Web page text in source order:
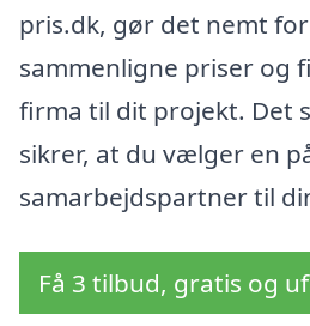
pris.dk, gør det nemt
sammenligne priser og
firma til dit projekt. Det
sikrer, at du vælger en
samarbejdspartner til
Få 3 tilbud, gratis og